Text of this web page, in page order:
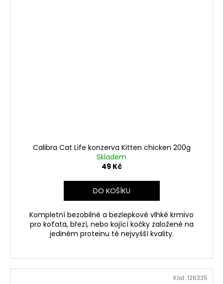
Calibra Cat Life konzerva Kitten chicken 200g
Skladem
49 Kč
DO KOŠÍKU
Kompletní bezobilné a bezlepkové vlhké krmivo
pro koťata, březí, nebo kojící kočky založené na
jediném proteinu té nejvyšší kvality.
Kód: 126335